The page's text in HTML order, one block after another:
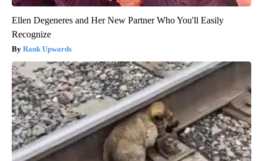
Ellen Degeneres and Her New Partner Who You'll Easily
Recognize
Rank Upwards